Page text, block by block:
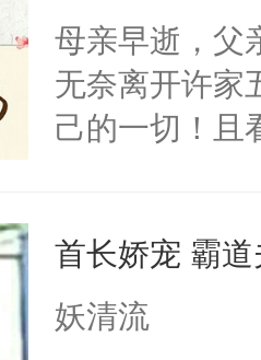
的夫人，你倒
手投降，说：
我背后拿开？”
母亲早逝，父
无奈离开许家
己的一切！且
绝她的小可怜
护你”“我为你
首长娇宠 霸
妖清流